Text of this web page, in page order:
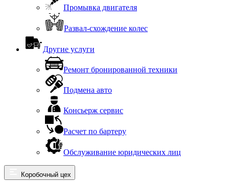
Промывка двигателя
Развал-схождение колес
Другие услуги
Ремонт бронированной техники
Подмена авто
Консьерж сервис
Расчет по бартеру
Обслуживание юридических лиц
Коробочный цех